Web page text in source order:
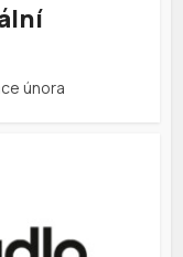
února